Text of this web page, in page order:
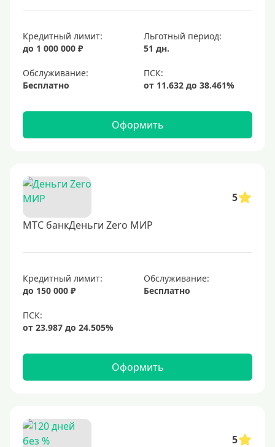
Кредитный лимит:
до 1 000 000 ₽
Льготный период:
51 дн.
Обслуживание:
Бесплатно
Оформить
5
МТС банкДеньги Zero МИР
Кредитный лимит:
до 150 000 ₽
Обслуживание:
Бесплатно
Оформить
5